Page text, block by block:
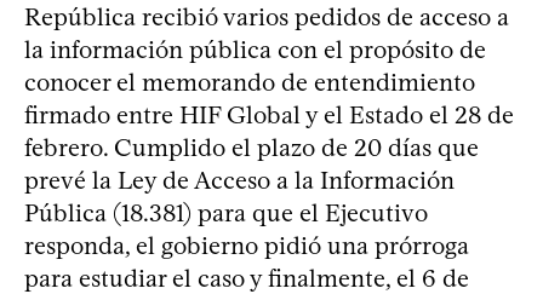
República recibió varios pedidos de acceso a
la información pública con el propósito de
conocer el memorando de entendimiento
firmado entre HIF Global y el Estado el 28 de
febrero. Cumplido el plazo de 20 días que
prevé la Ley de Acceso a la Información
Pública (18.381) para que el Ejecutivo
responda, el gobierno pidió una prórroga
para estudiar el caso y finalmente, el 6 de